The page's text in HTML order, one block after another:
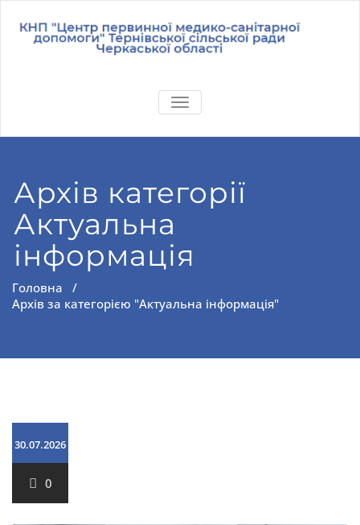
вмісту
КНП "Центр
санітарної
сільської
ради
ПЕРЕМКНУТИ НАВІГАЦІЮ
Архів категорії
Актуальна
інформація
Головна /
Архів за категорією "Актуальна інформація"
30.07.2026
0